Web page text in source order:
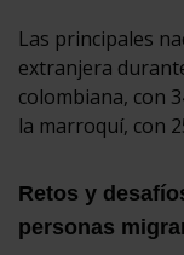
Las principales
extranjera
colombiana, con
la marroquí, con
Retos y
personas